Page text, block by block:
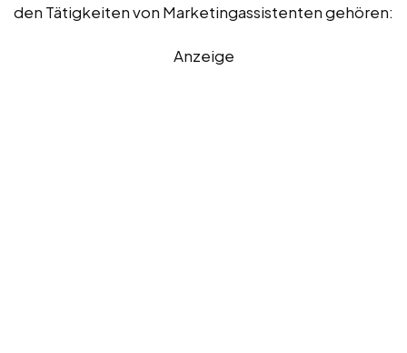
den Tätigkeiten von Marketingassistenten gehören:
Anzeige